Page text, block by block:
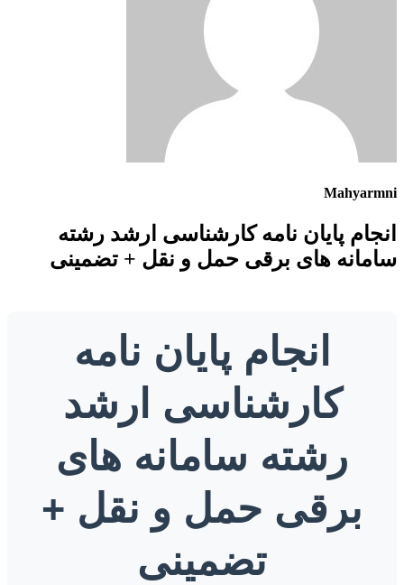
پایان نامه کارشناسی ارشد رشته
های برقی حمل و نقل + تضمینی
انجام پایان نامه
کارشناسی ارشد
رشته سامانه های
برقی حمل و نقل +
تضمینی